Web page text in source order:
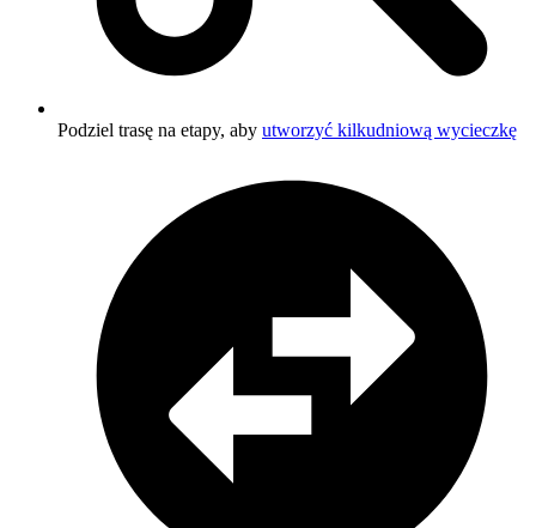
Podziel trasę na etapy, aby utworzyć kilkudniową wycieczkę